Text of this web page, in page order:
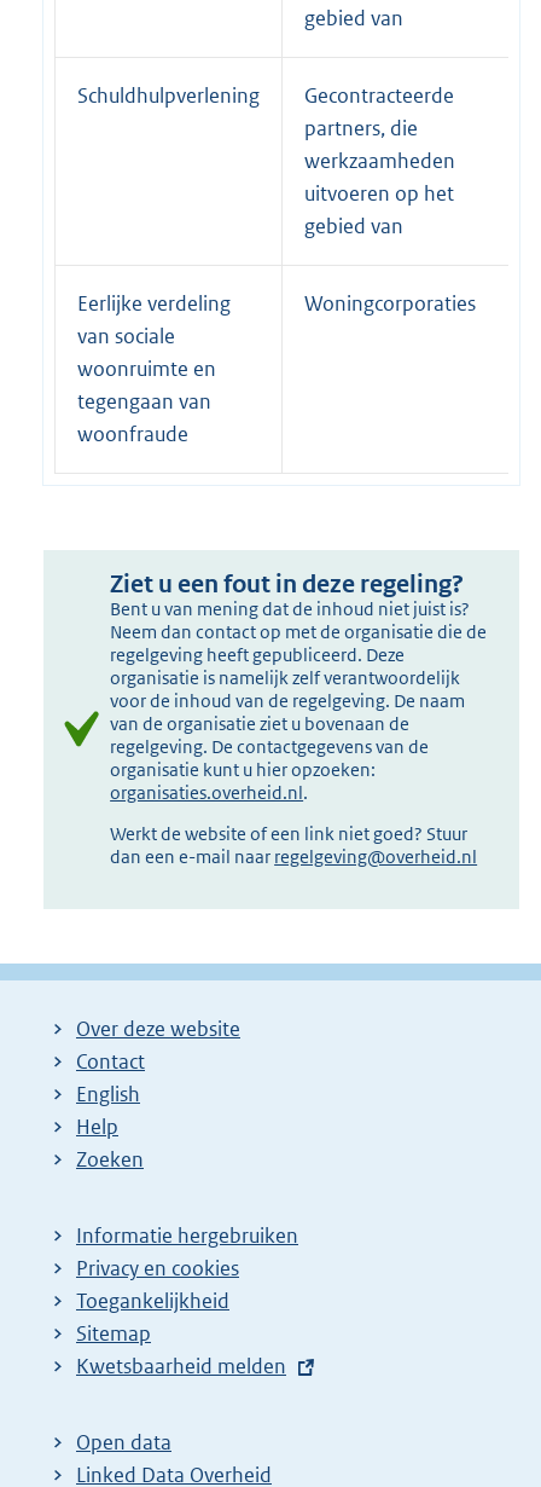
gebied van
Schuldhulpverlening
Gecontracteerde
partners, die
werkzaamheden
uitvoeren op het
gebied van
Eerlijke verdeling
van sociale
woonruimte en
tegengaan van
woonfraude
Woningcorporaties
Ziet u een fout in deze regeling?
Bent u van mening dat de inhoud niet juist is?
Neem dan contact op met de organisatie die de
regelgeving heeft gepubliceerd. Deze
organisatie is namelijk zelf verantwoordelijk
voor de inhoud van de regelgeving. De naam
van de organisatie ziet u bovenaan de
regelgeving. De contactgegevens van de
organisatie kunt u hier opzoeken:
organisaties.overheid.nl.
Werkt de website of een link niet goed? Stuur
dan een e-mail naar regelgeving@overheid.nl
Over deze website
Contact
English
Help
Zoeken
Informatie hergebruiken
Privacy en cookies
Toegankelijkheid
Sitemap
E
t
e
Kwetsbaarheid melden
Open data
Linked Data Overheid